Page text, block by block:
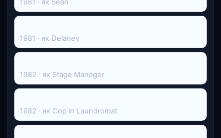
1981 · як Sean
1981 · як Delaney
1982 · як Stage Manager
1982 · як Cop in Laundromat